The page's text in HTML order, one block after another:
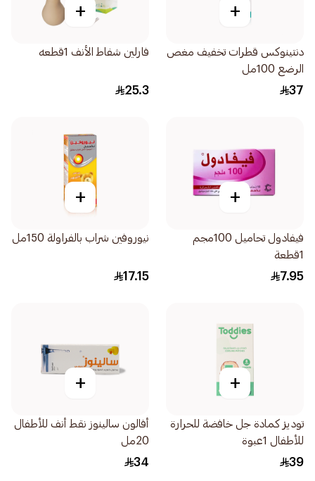
+
دنتينوكس قطرات تخفيف مغص
الرضع 100مل
37
+
فارلين شفاط الأنف 1قطعه
25.3
+
فيفادول تحاميل 100مجم
1قطعة
7.95
+
نيوروفين شراب بالفراولة 150مل
17.15
+
توديز كمادة جل خافضة للحرارة
للأطفال 1عبوة
39
+
أفالون سالينوز نقط أنف للأطفال
20مل
34